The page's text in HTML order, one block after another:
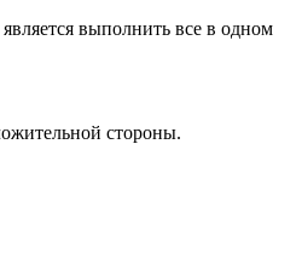
выполнить все в одном
стороны.